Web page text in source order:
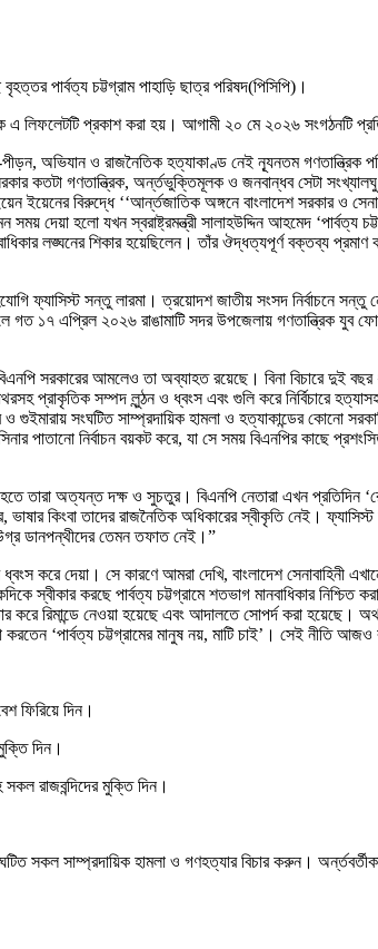
পার্বত্য চট্টগ্রাম পাহাড়ি ছাত্র পরিষদ(পিসিপি)।
এ লিফলেটটি প্রকাশ করা হয়। আগামী ২০ মে ২০২৬ সংগঠনটি
অভিযান ও রাজনৈতিক হত্যাকাণ্ড নেই ন্যূনতম
কতটা গণতান্ত্রিক, অর্ন্তভুক্তিমূলক ও জনবান্ধব সেটা
ইয়েনের বিরুদ্ধে ‘‘আর্ন্তজাতিক অঙ্গনে বাংলাদেশ সরকার ও
হলো যখন স্বরাষ্ট্রমন্ত্রী সালাহউদ্দিন আহমেদ ‘পার্বত্য
লঙ্ঘনের শিকার হয়েছিলেন। তাঁর ঔদ্ধত্যপূর্ণ বক্তব্য প্রমাণ
ফ্যাসিস্ট সন্তু লারমা। ত্রয়োদশ জাতীয় সংসদ নির্বাচনে সন্তু
এপ্রিল ২০২৬ রাঙামাটি সদর উপজেলায় গণতান্ত্রিক যুব
বিএনপি সরকারের আমলেও তা অব্যাহত রয়েছে। বিনা বিচারে
প্রাকৃতিক সম্পদ লুন্ঠন ও ধ্বংস এবং গুলি করে নির্বিচারে
গুইমারায় সংঘটিত সাম্প্রদায়িক হামলা ও হত্যাকান্ডের কোনো
পাতানো নির্বাচন বয়কট করে, যা সে সময় বিএনপির কাছে
অত্যন্ত দক্ষ ও সুচতুর। বিএনপি নেতারা এখন প্রতিদিন
কিংবা তাদের রাজনৈতিক অধিকারের স্বীকৃতি নেই। ফ্যাসিস্ট
উগ্র ডানপন্থীদের তেমন তফাত নেই।”
দেয়া। সে কারণে আমরা দেখি, বাংলাদেশ সেনাবাহিনী
স্বীকার করছে পার্বত্য চট্টগ্রামে শতভাগ মানবাধিকার
করে রিমান্ডে নেওয়া হয়েছে এবং আদালতে সোপর্দ করা
‘পার্বত্য চট্টগ্রামের মানুষ নয়, মাটি চাই’। সেই নীতি
ফিরিয়ে দিন।
দিন।
রাজবন্দিদের মুক্তি দিন।
সকল সাম্প্রদায়িক হামলা ও গণহত্যার বিচার করুন।